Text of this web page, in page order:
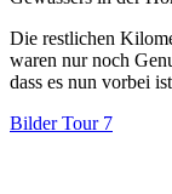
Die restlichen
waren nur noch
dass es nun vorbei
Bilder Tour 7